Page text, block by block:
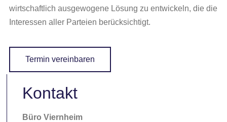
wirtschaftlich ausgewogene Lösung zu entwickeln, die die
Interessen aller Parteien berücksichtigt.
Termin vereinbaren
Kontakt
Büro Viernheim